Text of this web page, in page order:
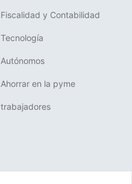
Fiscalidad y Contabilidad
Tecnología
Autónomos
Ahorrar en la pyme
trabajadores